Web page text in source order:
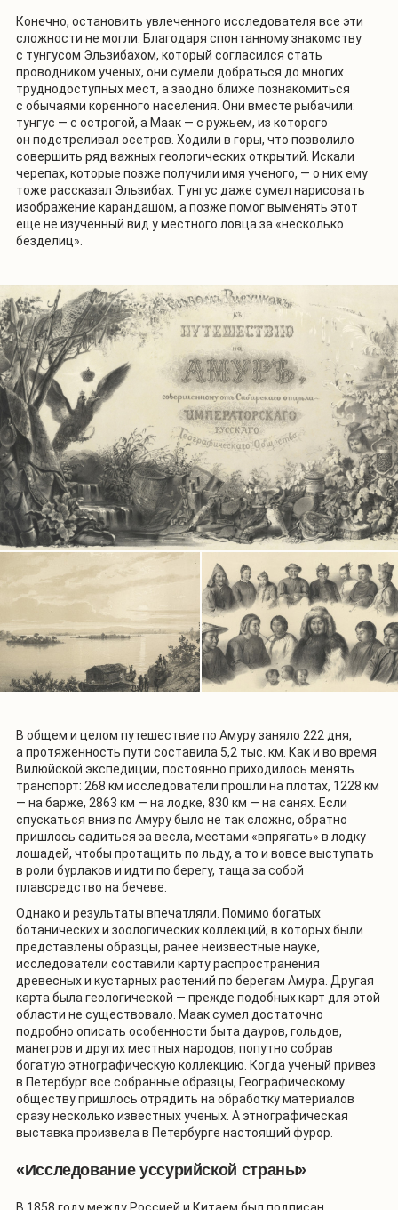
Конечно, остановить увлеченного исследователя все эти
сложности не могли. Благодаря спонтанному знакомству
с тунгусом Эльзибахом, который согласился стать
проводником ученых, они сумели добраться до многих
труднодоступных мест, а заодно ближе познакомиться
с обычаями коренного населения. Они вместе рыбачили:
тунгус — с острогой, а Маак — с ружьем, из которого
он подстреливал осетров. Ходили в горы, что позволило
совершить ряд важных геологических открытий. Искали
черепах, которые позже получили имя ученого, — о них ему
тоже рассказал Эльзибах. Тунгус даже сумел нарисовать
изображение карандашом, а позже помог выменять этот
еще не изученный вид у местного ловца за «несколько
безделиц».
В общем и целом путешествие по Амуру заняло 222 дня,
а протяженность пути составила 5,2 тыс. км. Как и во время
Вилюйской экспедиции, постоянно приходилось менять
транспорт: 268 км исследователи прошли на плотах, 1228 км
— на барже, 2863 км — на лодке, 830 км — на санях. Если
спускаться вниз по Амуру было не так сложно, обратно
пришлось садиться за весла, местами «впрягать» в лодку
лошадей, чтобы протащить по льду, а то и вовсе выступать
в роли бурлаков и идти по берегу, таща за собой
плавсредство на бечеве.
Однако и результаты впечатляли. Помимо богатых
ботанических и зоологических коллекций, в которых были
представлены образцы, ранее неизвестные науке,
исследователи составили карту распространения
древесных и кустарных растений по берегам Амура. Другая
карта была геологической — прежде подобных карт для этой
области не существовало. Маак сумел достаточно
подробно описать особенности быта дауров, гольдов,
манегров и других местных народов, попутно собрав
богатую этнографическую коллекцию. Когда ученый привез
в Петербург все собранные образцы, Географическому
обществу пришлось отрядить на обработку материалов
сразу несколько известных ученых. А этнографическая
выставка произвела в Петербурге настоящий фурор.
«Исследование уссурийской страны»